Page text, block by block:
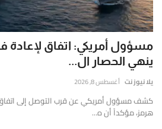
المصادر
والأرقام
الحية.
مسؤول أمريكي: اتفاق لإعادة
ينهي الحصار ال...
يلا نيوز نت أغسطس 8, 2026
كشف مسؤول أمريكي عن قرب التوصل إلى
هرمز، مؤكداً أن ه...